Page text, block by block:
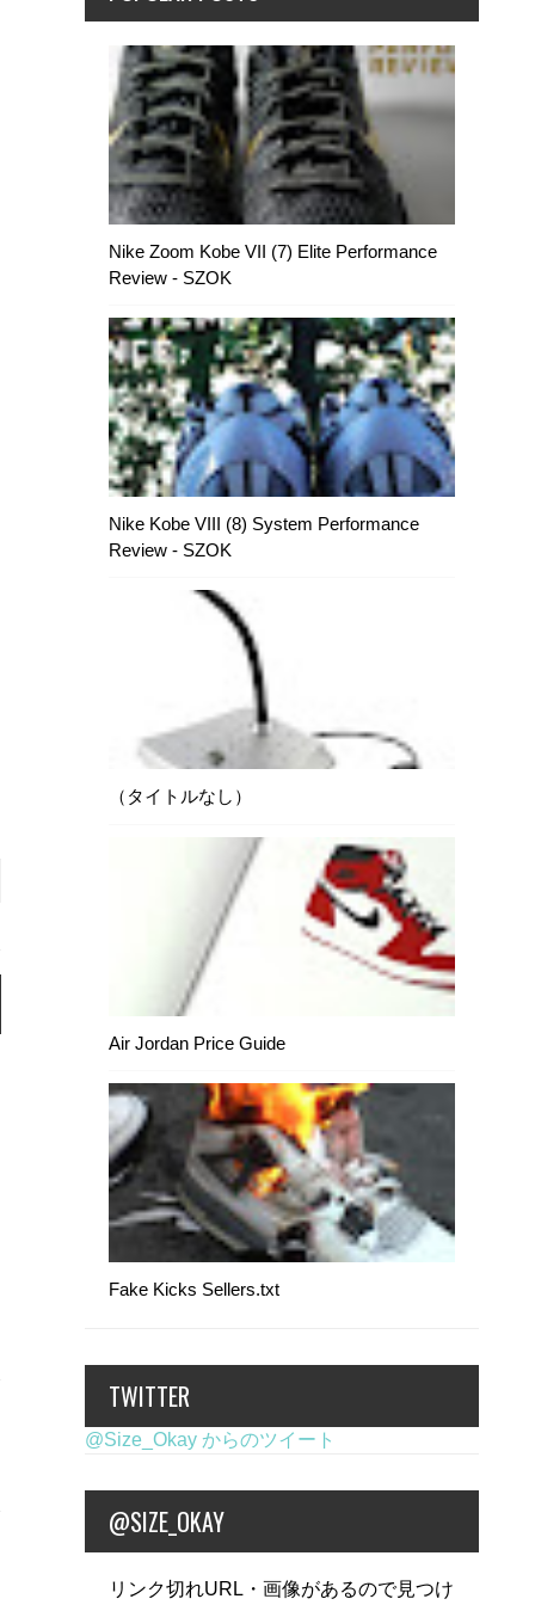
Nike Zoom Kobe VII (7) Elite Performance
Review - SZOK
Nike Kobe VIII (8) System Performance
Review - SZOK
（タイトルなし）
Air Jordan Price Guide
Fake Kicks Sellers.txt
TWITTER
@Size_Okay からのツイート
@SIZE_OKAY
リンク切れURL・画像があるので見つけ